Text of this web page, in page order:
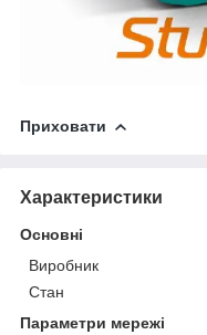
Приховати
Характеристики
Основні
Виробник
Стан
Параметри мережі